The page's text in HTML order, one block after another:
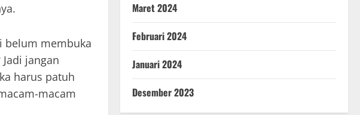
belum membuka
jangan
harus patuh
macam
Maret 2024
Februari 2024
Januari 2024
Desember 2023